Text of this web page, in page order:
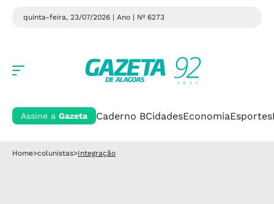
quinta-feira, 23/07/2026 | Ano | Nº 6273
Assine a Gazeta Caderno BCidadesEconomiaEsportes
Home>colunistas>Integração